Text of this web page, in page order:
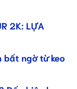
2K: LỰA
bất ngờ từ keo